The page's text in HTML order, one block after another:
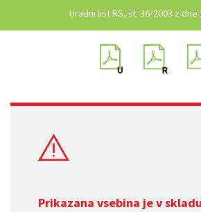
Uradni list RS, št. 36/2003 z dne
Prikazana vsebina je v